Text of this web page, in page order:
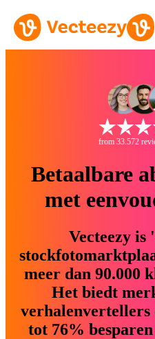
from 33.572
Betaalbare
met
Vecteezy is
meer dan 90.000
Het biedt
verhalenvertellers
tot 76%